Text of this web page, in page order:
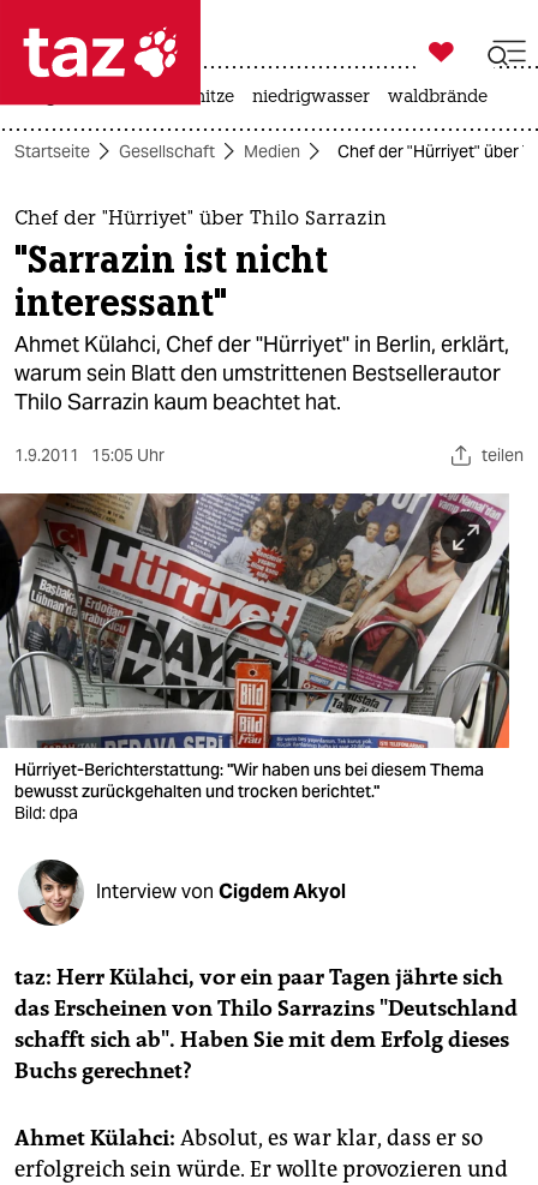
 taz zahl ich
taz zahl ich
themen
politik
öko
gesellschaft
sport
berlin
nord
wahrheit
verlag
verlag
veranstaltungen
fragen & hilfe
abo
genossenschaft
epaper login

taz zahl ich
hitze niedrigwasser waldbrände
Startseite Gesellschaft Medien Chef der "Hürriyet" über
Chef der "Hürriyet" über Thilo Sarrazin
"Sarrazin ist nicht
interessant"
Ahmet Külahci, Chef der "Hürriyet" in Berlin, erklärt,
warum sein Blatt den umstrittenen Bestsellerautor
Thilo Sarrazin kaum beachtet hat.
1.9.2011 15:05 Uhr teilen
Hürriyet-Berichterstattung: "Wir haben uns bei diesem Thema
bewusst zurückgehalten und trocken berichtet."
Bild: dpa
Interview von Cigdem Akyol
taz: Herr Külahci, vor ein paar Tagen jährte sich
das Erscheinen von Thilo Sarrazins "Deutschland
schafft sich ab". Haben Sie mit dem Erfolg dieses
Buchs gerechnet?
Ahmet Külahci: Absolut, es war klar, dass er so
erfolgreich sein würde. Er wollte provozieren und